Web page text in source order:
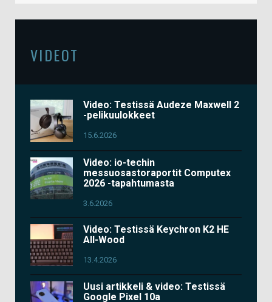
VIDEOT
Video: Testissä Audeze Maxwell 2
-pelikuulokkeet
15.6.2026
Video: io-techin
messuosastoraportit Computex
2026 -tapahtumasta
3.6.2026
Video: Testissä Keychron K2 HE
All-Wood
13.4.2026
Uusi artikkeli & video: Testissä
Google Pixel 10a